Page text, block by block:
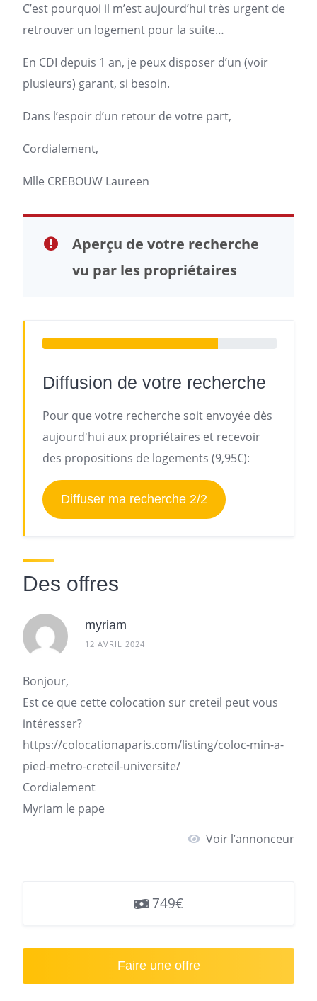
C’est pourquoi il m’est aujourd’hui très urgent de
retrouver un logement pour la suite…
En CDI depuis 1 an, je peux disposer d’un (voir
plusieurs) garant, si besoin.
Dans l’espoir d’un retour de votre part,
Cordialement,
Mlle CREBOUW Laureen
Aperçu de votre recherche
vu par les propriétaires
Diffusion de votre recherche
Pour que votre recherche soit envoyée dès
aujourd'hui aux propriétaires et recevoir
des propositions de logements (9,95€):
Diffuser ma recherche 2/2
Des offres
myriam
12 AVRIL 2024
Bonjour,
Est ce que cette colocation sur creteil peut vous
intéresser?
https://colocationaparis.com/listing/coloc-min-a-
pied-metro-creteil-universite/
Cordialement
Myriam le pape
Voir l’annonceur
749€
Faire une offre